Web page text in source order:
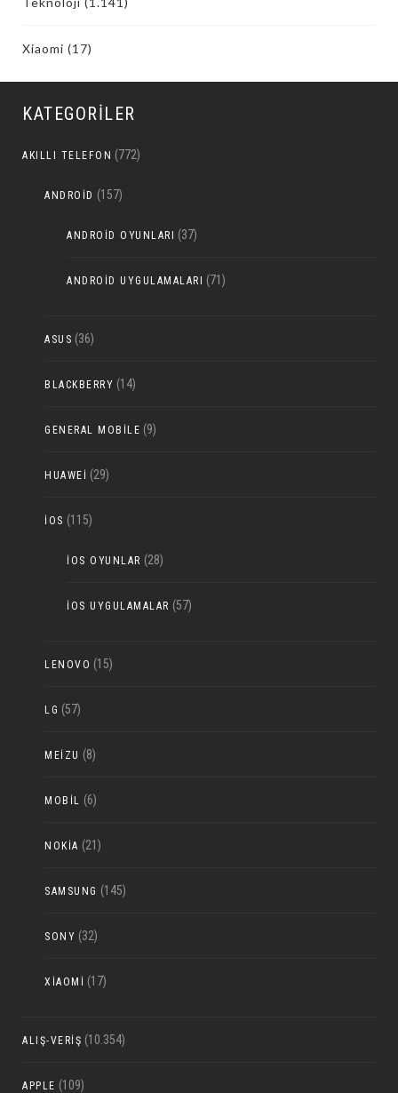
Xiaomi (17)
KATEGORILER
AKILLI TELEFON (772)
ANDROID (157)
ANDROID OYUNLARI (37)
ANDROID UYGULAMALARI (71)
ASUS (36)
BLACKBERRY (14)
GENERAL MOBILE (9)
HUAWEI (29)
IOS (115)
IOS OYUNLAR (28)
IOS UYGULAMALAR (57)
LENOVO (15)
LG (57)
MEIZU (8)
MOBIL (6)
NOKIA (21)
SAMSUNG (145)
SONY (32)
XIAOMI (17)
ALIŞ-VERIŞ (10.354)
APPLE (109)